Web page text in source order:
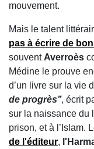
mouvement.
Mais le talent
pas à écrire de
souvent Averroès
Médine le prouve
d’un livre sur la vie
de progrès’’, écrit
sur la naissance du
prison, et à l’Islam.
de l'éditeur,